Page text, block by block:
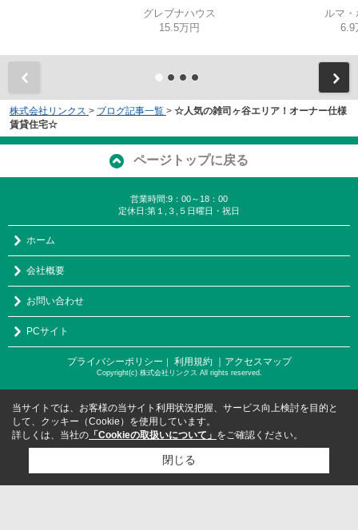
グレブナハウス
15.5万円
ルマ
6.9
株式会社リンクス > ブログ記事一覧 > ☆人気の雑司ヶ谷エリア！オーナー仕様
賃貸住宅☆
ページトップに戻る
営業時間:9：00～18：00
定休日:第１,３,５日曜日・祝日
ホーム
会社概要
お問い合わせ
PCサイト
プライバシーポリシー ｜ 利用規約 ｜アクセスマップ
Copyright(c) 株式会社リンクス All rights reserved.
当サイトでは、お客様の当サイト利用状況把握、サービス向上検討を目的と
して、クッキー（Cookie）を使用しています。
詳しくは、当社の 「Cookieの取扱いについて」 をご確認ください。
閉じる